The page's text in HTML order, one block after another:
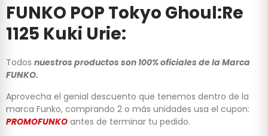
FUNKO POP Tokyo Ghoul:Re
1125 Kuki Urie:
Todos nuestros productos son 100% oficiales de la Marca
FUNKO.
Aprovecha el genial descuento que tenemos dentro de la
marca Funko, comprando 2 o más unidades usa el cupon:
PROMOFUNKO antes de terminar tu pedido.